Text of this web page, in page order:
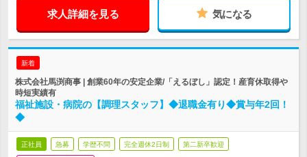
求人詳細を見る 気になる
新着
株式会社馬渕商事 | 創業60年の安定企業/「えるぼし」認定！産育休取得や
時短実績有
福祉施設・病院の【調理スタッフ】◆退職金有り◆賞与年2回！
◆
正社員 急募 学歴不問 完全週休2日制 第二新卒歓迎